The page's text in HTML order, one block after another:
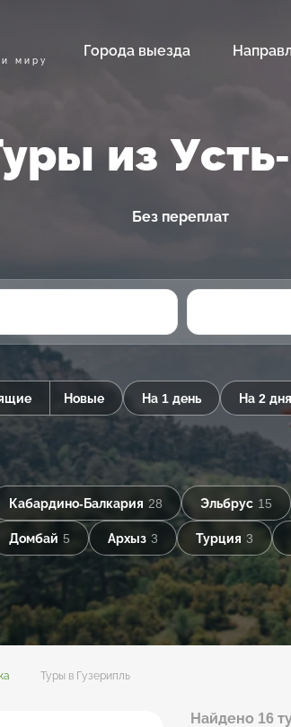
миру
Города выезда
из
Без переплат
Новые На 1 день На 2 дня
Кабардино-Балкария 28 Эльбрус 15
Домбай 5 Архыз 3 Турция 3
Туры в Гузерипль
Найдено 16